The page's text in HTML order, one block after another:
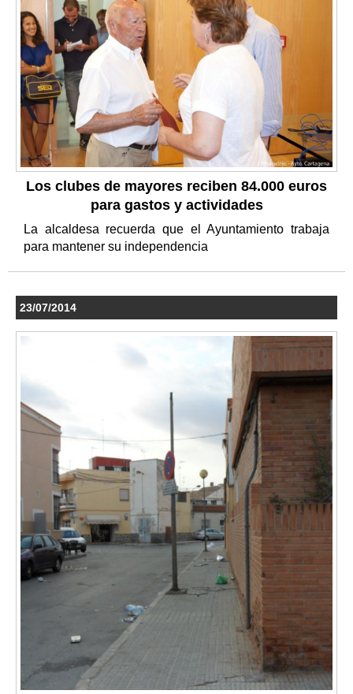
Los clubes de mayores reciben 84.000 euros
para gastos y actividades
La alcaldesa recuerda que el Ayuntamiento trabaja
para mantener su independencia
23/07/2014